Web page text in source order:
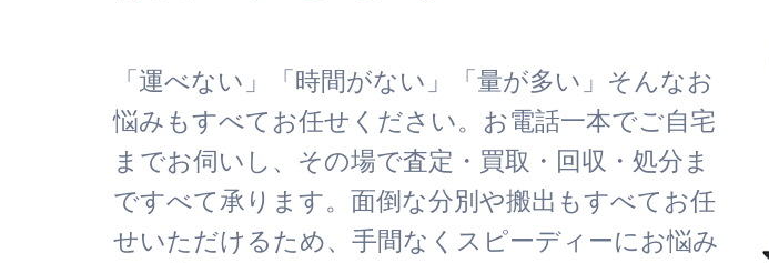
「運べない」「時間がない」「量が多い」そんなお
悩みもすべてお任せください。お電話一本でご自宅
までお伺いし、その場で査定・買取・回収・処分ま
ですべて承ります。面倒な分別や搬出もすべてお任
せいただけるため、手間なくスピーディーにお悩み